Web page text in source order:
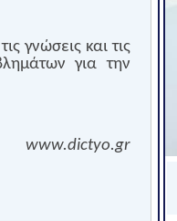
γνώσεις και τις
για την
www.dictyo.gr